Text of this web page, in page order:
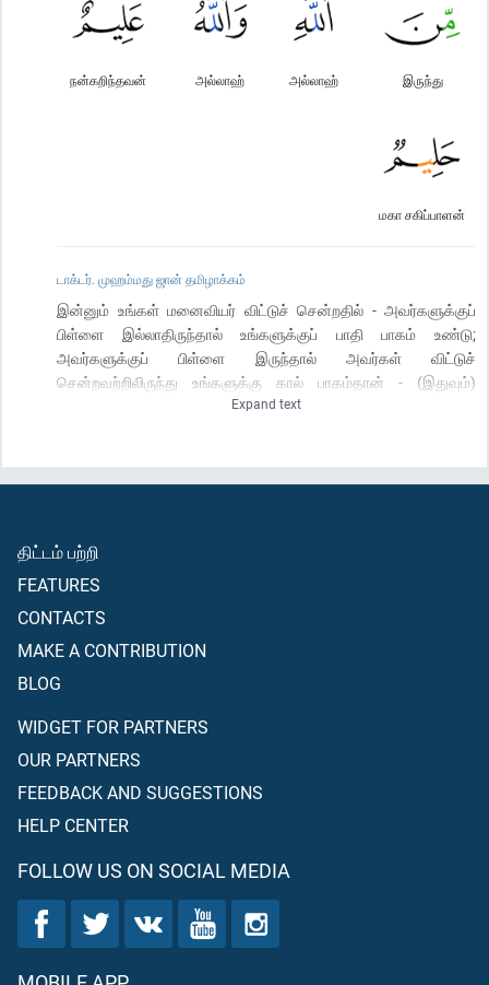
இருந்து
அல்லாஹ்
அல்லாஹ்
நன்கறிந்தவன்
மகா சகிப்பாளன்
டாக்டர். முஹம்மது ஜான் தமிழாக்கம்
இன்னும் உங்கள் மனைவியர் விட்டுச் சென்றதில் - அவர்களுக்குப்
பிள்ளை இல்லாதிருந்தால் உங்களுக்குப் பாதி பாகம் உண்டு;
அவர்களுக்குப் பிள்ளை இருந்தால் அவர்கள் விட்டுச்
சென்றவற்றிலிருந்து உங்களுக்கு கால் பாகம்தான் - (இதுவும்)
அவர்கள் செய்திருக்கிற மரண சாஸனத்தையும், கடனையும்
கடனையும் நிறைவேற்றிய பின்னரேதான்; தந்தை, பாட்டன் போன்ற
முன் வாரிசுகளோ அல்லது பிள்ளை, பேரன் போன்ற பின் வாரிசுகளோ
இல்லாத ஓர் ஆணோ அல்லது பெண்ணோ - இவர்களுக்கு ஒரு
சகோதரனோ அல்லது சகோதரியோ இருந்தால் - அவர்கள்
ஒவ்வொருவருக்கும் ஆறில் ஒரு பாகம் உண்டு; ஆனால் இதற்கு
பங்கிட்டுக் கொள்ளவேண்டும் - (இதுவும்) அவர்களின் மரண
சாஸனமும் கடனும் நிறைவேற்றிய பின்னர்தான்; ஆனால் (மரண
கூடாது (இது) அல்லாஹ்வினால் விதிக்கப்பட்டதாகும்; இன்னும்
அல்லாஹ் (யாவற்றையும்) நன்கறிந்தவனாகவும், மிக்க
பொறுமையுடையோனுமாகவும் இருக்கின்றான்.
Expand text
திட்டம் பற்றி
FEATURES
CONTACTS
MAKE A CONTRIBUTION
BLOG
WIDGET FOR PARTNERS
OUR PARTNERS
FEEDBACK AND SUGGESTIONS
HELP CENTER
FOLLOW US ON SOCIAL MEDIA